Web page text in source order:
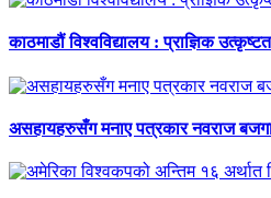
काठमाडौं विश्वविद्यालय : प्राज्ञिक
असहायहरुसँग मनाए पत्रकार नवराज